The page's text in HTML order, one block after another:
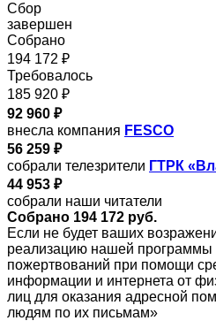
Сбор
завершен
Собрано
194 172 ₽
Требовалось
185 920 ₽
92 960 ₽
внесла компания FESCO
56 259 ₽
собрали телезрители ГТРК
44 953 ₽
собрали наши читатели
Собрано 194 172 руб.
Если не будет ваших
реализацию нашей программы
пожертвований при помощи
информации и интернета от
лиц для оказания адресной
людям по их письмам»